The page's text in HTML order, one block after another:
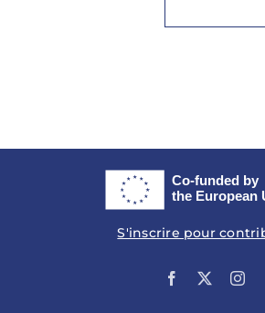
S'inscrire pour
Facebook